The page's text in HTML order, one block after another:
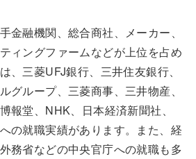
金融機関、総合商社、メーカー、
ィングファームなどが上位を占め
、三菱UFJ銀行、三井住友銀行、
グループ、三菱商事、三井物産、
報堂、NHK、日本経済新聞社、
の就職実績があります。また、経
務省などの中央官庁への就職も多